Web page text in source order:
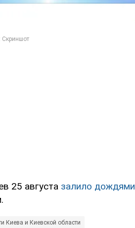
25 августа залило дождями
Киева и Киевской области